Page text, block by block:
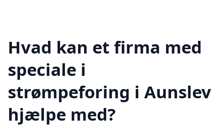
Hvad kan et firma med
speciale i
strømpeforing i Aunslev
hjælpe med?